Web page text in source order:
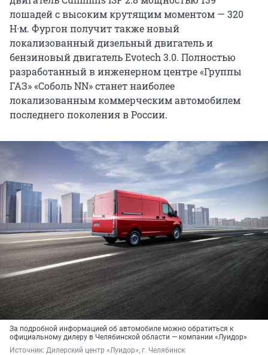
лошадей с высоким крутящим моментом — 320
Н·м. Фургон получит также новый
локализованный дизельный двигатель и
бензиновый двигатель Evotech 3.0. Полностью
разработанный в инженерном центре «Группы
ГАЗ» «Соболь NN» станет наиболее
локализованным коммерческим автомобилем
последнего поколения в России.
За подробной информацией об автомобиле можно обратиться к
официальному дилеру в Челябинской области — компании «Луидор»
Источник: Дилерский центр «Луидор», г. Челябинск